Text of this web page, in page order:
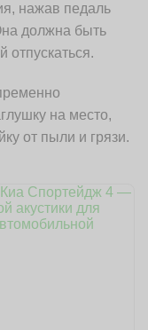
нажав педаль
должна быть
отпускаться.
на место,
от пыли и грязи.